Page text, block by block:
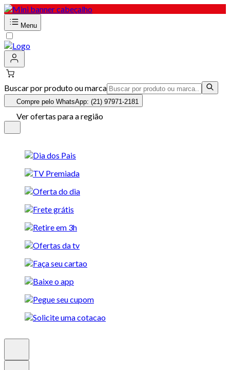
Menu
Buscar por produto ou marca
Compre pelo WhatsApp: (21) 97971-2181
Ver ofertas para a região